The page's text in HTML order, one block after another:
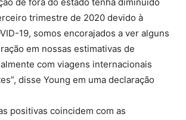
trimestre de 2020 devido à
19, somos encorajados a ver alguns
em nossas estimativas de
com viagens internacionais
disse Young em uma declaração
positivas coincidem com as